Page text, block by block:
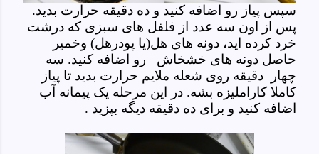
سپس پیاز رو اضافه کنید و ده دقیقه حرارت بدید.
پس از اون سه عدد از فلفل های سبزی که درشت
خرد کرده اید، دونه های هل(یا پودرهل) وخمیر
حاصل دونه های خشخاش رو اضافه کنید. سه
چهار دقیقه روی شعله ملایم حرارت بدید تا پیاز
کاملا کاراملیزه بشه. در این مرحله یک پیمانه آب
اضافه کنید و برای ده دقیقه دیگه بپزید .